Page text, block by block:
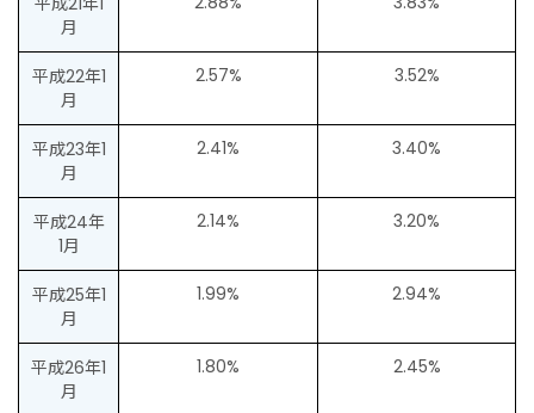
月
平成22年1
月
2.57% 3.52%
平成23年1
月
2.41% 3.40%
平成24年
1月
2.14% 3.20%
平成25年1
月
1.99% 2.94%
平成26年1
月
1.80% 2.45%